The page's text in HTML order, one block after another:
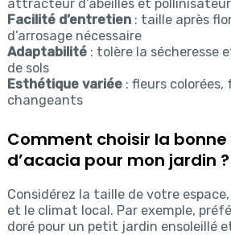
attracteur d’abeilles et
Facilité d’entretien: taille après
d’arrosage nécessaire
Adaptabilité: tolère la sécheresse
de sols
Esthétique variée: fleurs colorées,
changeants
Comment choisir la
d’acacia pour mon jardin ?
Considérez la taille de votre
et le climat local. Par exemple,
doré pour un petit jardin ensoleillé